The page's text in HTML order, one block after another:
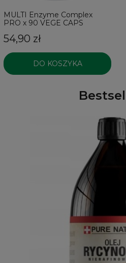
MULTI Enzyme Complex
PRO x 90 VEGE CAPS
54,90 zł
DO KOSZYKA